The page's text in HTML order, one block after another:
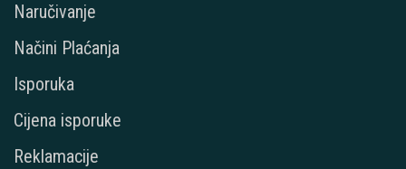
Naručivanje
Načini Plaćanja
Isporuka
Cijena isporuke
Reklamacije